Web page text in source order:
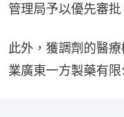
管理局予以優先審批
此外，獲調劑的醫
業廣東一方製藥有